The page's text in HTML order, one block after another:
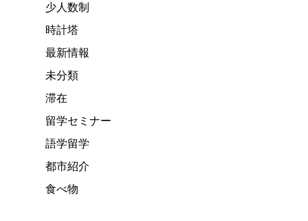
少人数制
時計塔
最新情報
未分類
滞在
留学セミナー
語学留学
都市紹介
食べ物